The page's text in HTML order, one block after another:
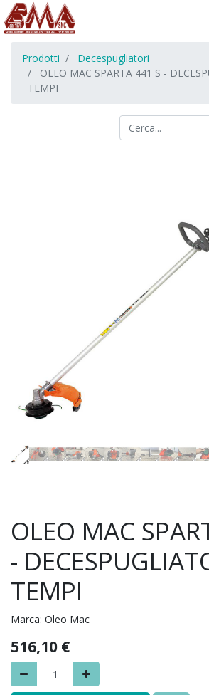
Prodotti
Decespugliatori
OLEO MAC SPARTA 441 S -
TEMPI
OLEO MAC
-
TEMPI
Marca: Oleo Mac
516,10 €